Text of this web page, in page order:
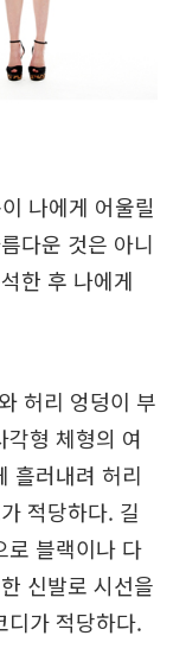
나에게 어울릴
다운 것은 아니
한 후 나에게
허리 엉덩이 부
형 체형의 여
흘러내려 허리
적당하다. 길
로 블랙이나 다
신발로 시선을
디가 적당하다.